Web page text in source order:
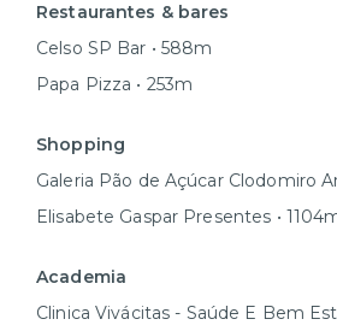
Restaurantes & bares
Celso SP Bar • 588m
Papa Pizza • 253m
Shopping
Galeria Pão de Açúcar Clodomiro
Elisabete Gaspar Presentes •
Academia
Clinica Vivácitas - Saúde E Bem